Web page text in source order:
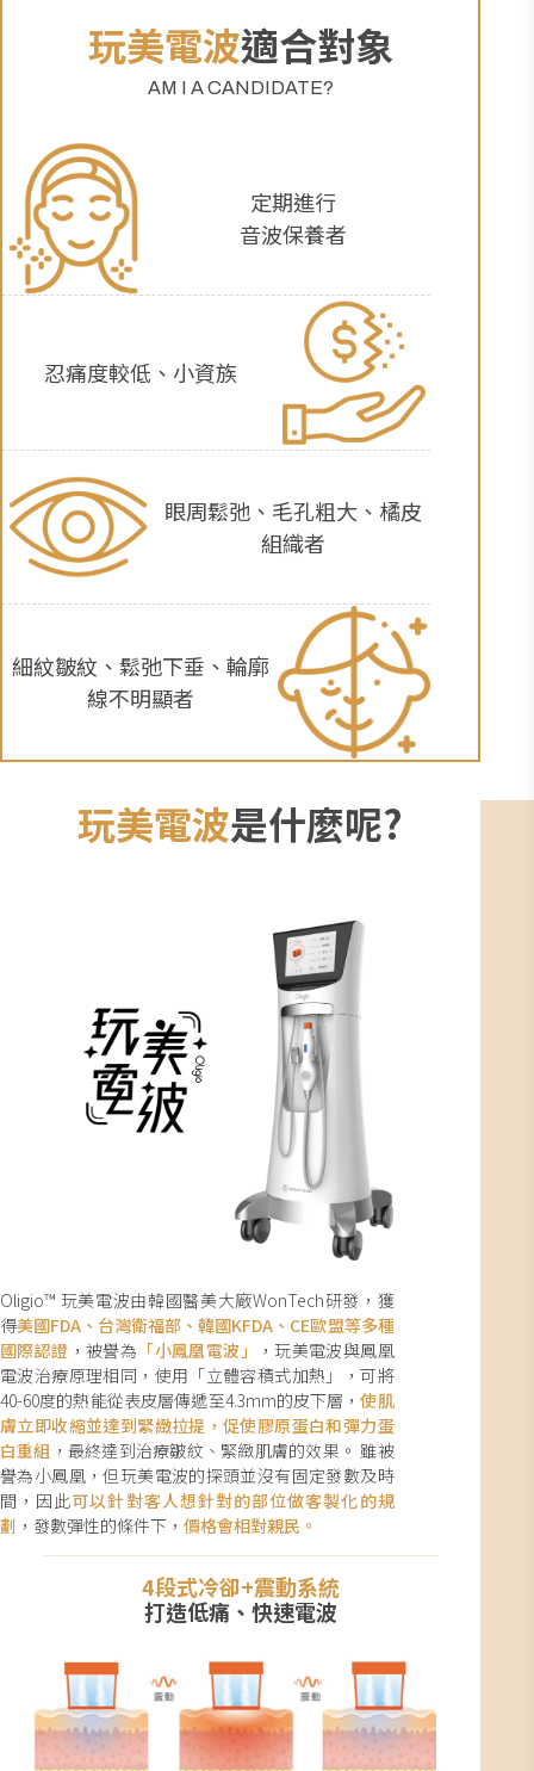
玩美電波適合對象
AM I A CANDIDATE?
定期進行
音波保養者
忍痛度較低、小資族
眼周鬆弛、毛孔粗大、橘皮
組織者
細紋皺紋、鬆弛下垂、輪廓
線不明顯者
玩美電波是什麼呢?
Oligio™ 玩美電波由韓國醫美大廠WonTech研發，獲
得美國FDA、台灣衛福部、韓國KFDA、CE歐盟等多種
國際認證 ，被譽為 「小鳳凰電波」
，玩美電波與鳳凰
電波治療原理相同，使用「立體容積式加熱」，可將
40-60度的熱能從表皮層傳遞至4.3mm的皮下層，使肌
膚立即收縮並達到緊緻拉提，促使膠原蛋白和彈力蛋
白重組 ，最終達到治療皺紋、緊緻肌膚的效果。 雖被
譽為小鳳凰，但玩美電波的探頭並沒有固定發數及時
間，因此可以針對客人想針對的部位做客製化的規
劃 ，發數彈性的條件下， 價格會相對親民。
4段式冷卻+震動系統
打造低痛、快速電波